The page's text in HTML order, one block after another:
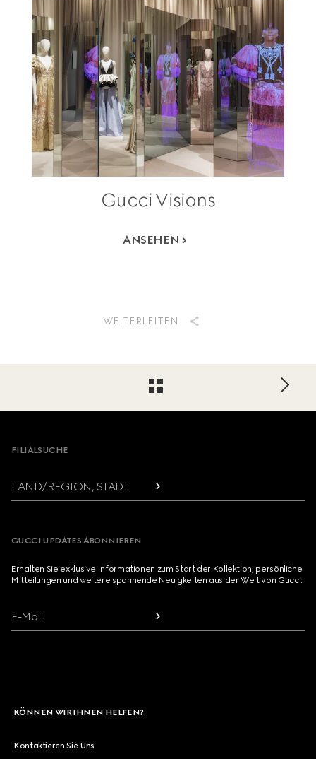
Gucci Visions
ANSEHEN
WEITERLEITEN
Footer
FILIALSUCHE
LAND/REGION, STADT
GUCCI UPDATES ABONNIEREN
Erhalten Sie exklusive Informationen zum Start der Kollektion, persönliche
Mitteilungen und weitere spannende Neuigkeiten aus der Welt von Gucci.
E-Mail
KÖNNEN WIR IHNEN HELFEN?
Kontaktieren Sie Uns